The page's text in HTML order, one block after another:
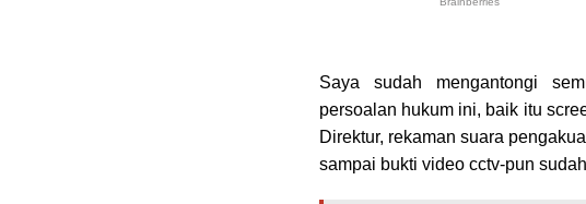
Saya sudah mengantongi
persoalan hukum ini, baik itu
Direktur, rekaman suara
sampai bukti video cctv-pun